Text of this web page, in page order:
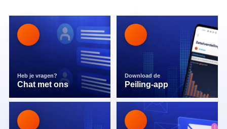
Heb je vragen?
Chat met ons
Download de
Peiling-app